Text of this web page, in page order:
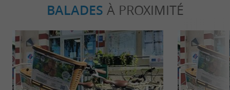
BALADES À PROXIMITÉ